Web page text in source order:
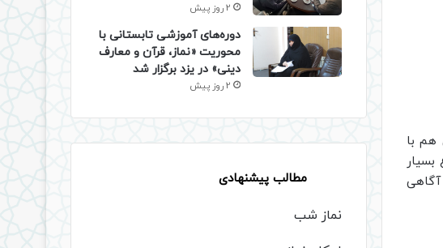
هم با
آگاهی
2 روز پیش
دوره‌های آموزشی تابستانی با
محوریت «نماز، قرآن و معارف
دینی» در یزد برگزار شد
2 روز پیش
مطالب پیشنهادی
نماز شب